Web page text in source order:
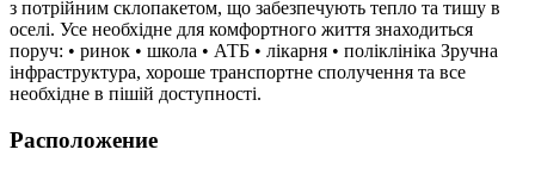
з потрійним склопакетом, що забезпечують тепло та тишу в
оселі. Усе необхідне для комфортного життя знаходиться
поруч: • ринок • школа • АТБ • лікарня • поліклініка Зручна
інфраструктура, хороше транспортне сполучення та все
необхідне в пішій доступності.
Расположение